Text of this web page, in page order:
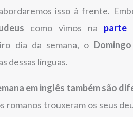
isso à frente.
como vimos na parte
dia da semana, o
dessas línguas.
em inglês também são
romanos trouxeram os seus